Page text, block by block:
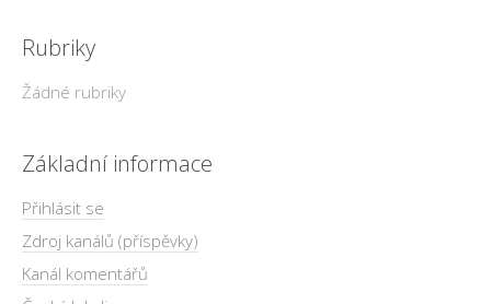
Rubriky
Žádné rubriky
Základní informace
Přihlásit se
Zdroj kanálů (příspěvky)
Kanál komentářů